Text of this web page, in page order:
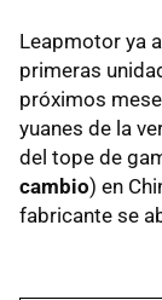
Leapmotor ya
primeras
próximos
yuanes de la
del tope de
cambio) en
fabricante se